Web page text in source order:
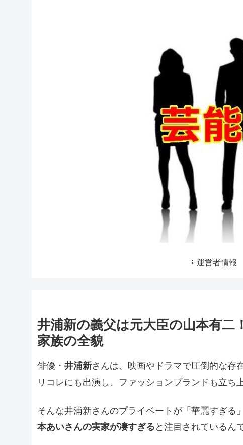
👦運営者情報
井浦新の義父は元大臣の山本有二
家族の全貌
俳優・ 井浦新さんは、映画やドラマで圧倒的な存
リコレにも出演し、ファッションブランドも立ち
そんな井浦新さんのプライベートが「華麗すぎる
本あいさんの実家が凄すぎる と注目されているん